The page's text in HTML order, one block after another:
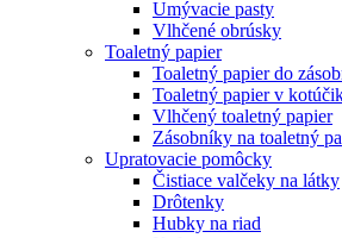
Umývacie pasty
Vlhčené obrúsky
Toaletný papier
Toaletný papier do
Toaletný papier v
Vlhčený toaletný papier
Zásobníky na toaletný
Upratovacie pomôcky
Čistiace valčeky na látky
Drôtenky
Hubky na riad